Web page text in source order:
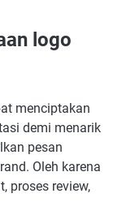
logo
menciptakan
demi menarik
pesan
Oleh karena
proses review,